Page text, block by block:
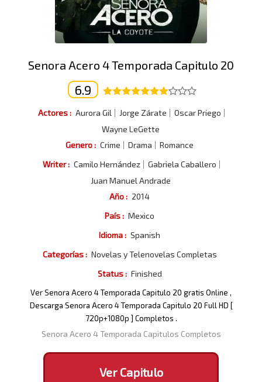
Senora Acero 4 Temporada Capitulo 20
6.9
Actores : Aurora Gil Jorge Zárate
Oscar Priego
Wayne LeGette
Genero : Crime Drama
Romance
Writer : Camilo Hernández
Gabriela Caballero
Juan Manuel Andrade
Año : 2014
País : Mexico
Idioma : Spanish
Categorías : Novelas y Telenovelas Completas
Status : Finished
Ver Senora Acero 4 Temporada Capitulo 20 gratis Online ,
Descarga Senora Acero 4 Temporada Capitulo 20 Full HD [
720p+1080p ] Completos .
Senora Acero 4 Temporada Capitulos Completos
Ver Capitulo